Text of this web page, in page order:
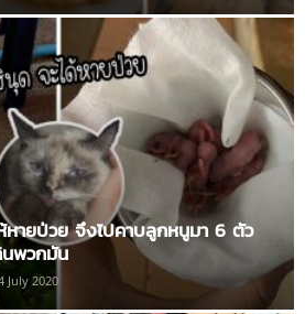
หายป่วย จึงไปคาบลูกหนูมา 6 ตัว
นพวกมัน
July 2020